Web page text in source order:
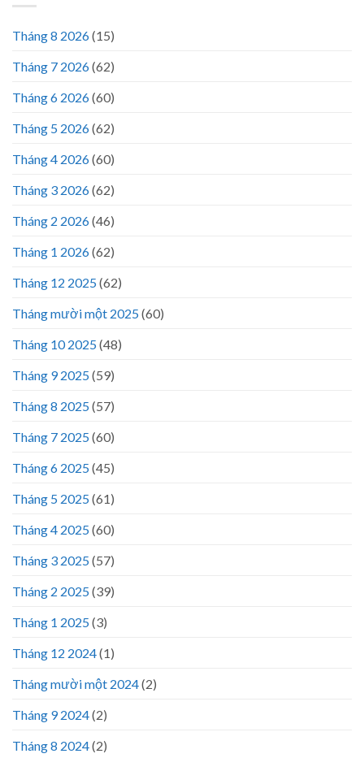
Tháng 8 2026(15)
Tháng 7 2026(62)
Tháng 6 2026(60)
Tháng 5 2026(62)
Tháng 4 2026(60)
Tháng 3 2026(62)
Tháng 2 2026(46)
Tháng 1 2026(62)
Tháng 12 2025(62)
Tháng mười một 2025(60)
Tháng 10 2025(48)
Tháng 9 2025(59)
Tháng 8 2025(57)
Tháng 7 2025(60)
Tháng 6 2025(45)
Tháng 5 2025(61)
Tháng 4 2025(60)
Tháng 3 2025(57)
Tháng 2 2025(39)
Tháng 1 2025(3)
Tháng 12 2024(1)
Tháng mười một 2024(2)
Tháng 9 2024(2)
Tháng 8 2024(2)